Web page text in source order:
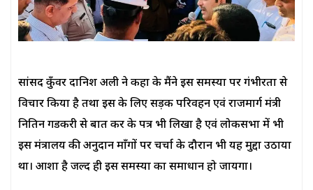
सांसद कुँवर दानिश अली ने कहा के मैंने इस समस्या पर गंभीरता से
विचार किया है तथा इस के लिए सड़क परिवहन एवं राजमार्ग मंत्री
नितिन गडकरी से बात कर के पत्र भी लिखा है एवं लोकसभा में भी
इस मंत्रालय की अनुदान माँगों पर चर्चा के दौरान भी यह मुद्दा उठाया
था। आशा है जल्द ही इस समस्या का समाधान हो जायगा।